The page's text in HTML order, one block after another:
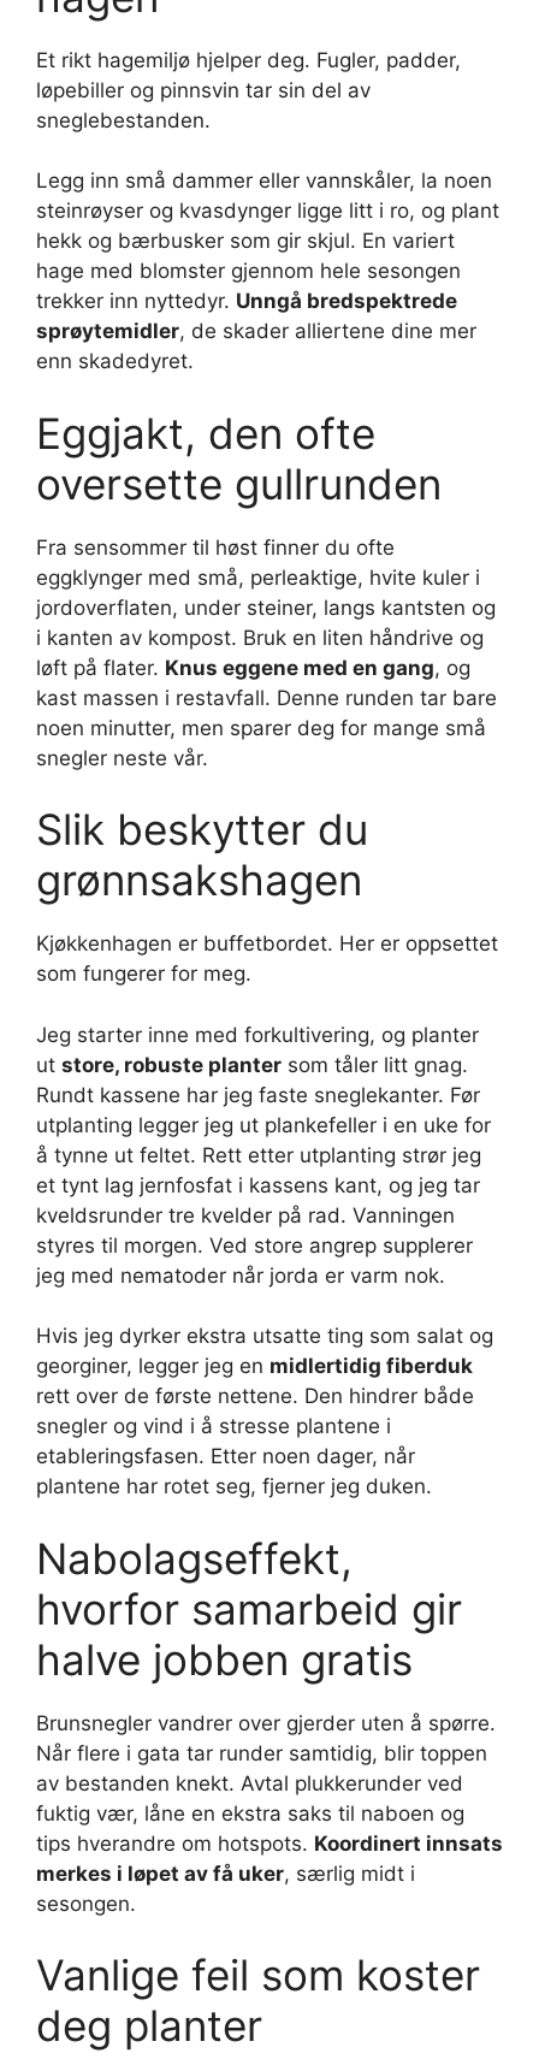
Et rikt hagemiljø hjelper deg. Fugler, padder,
løpebiller og pinnsvin tar sin del av
sneglebestanden.
Legg inn små dammer eller vannskåler, la noen
steinrøyser og kvasdynger ligge litt i ro, og plant
hekk og bærbusker som gir skjul. En variert
hage med blomster gjennom hele sesongen
trekker inn nyttedyr. Unngå bredspektrede
sprøytemidler, de skader alliertene dine mer
enn skadedyret.
Eggjakt, den ofte
oversette gullrunden
Fra sensommer til høst finner du ofte
eggklynger med små, perleaktige, hvite kuler i
jordoverflaten, under steiner, langs kantsten og
i kanten av kompost. Bruk en liten håndrive og
løft på flater. Knus eggene med en gang, og
kast massen i restavfall. Denne runden tar bare
noen minutter, men sparer deg for mange små
snegler neste vår.
Slik beskytter du
grønnsakshagen
Kjøkkenhagen er buffetbordet. Her er oppsettet
som fungerer for meg.
Jeg starter inne med forkultivering, og planter
ut store, robuste planter som tåler litt gnag.
Rundt kassene har jeg faste sneglekanter. Før
utplanting legger jeg ut plankefeller i en uke for
å tynne ut feltet. Rett etter utplanting strør jeg
et tynt lag jernfosfat i kassens kant, og jeg tar
kveldsrunder tre kvelder på rad. Vanningen
styres til morgen. Ved store angrep supplerer
jeg med nematoder når jorda er varm nok.
Hvis jeg dyrker ekstra utsatte ting som salat og
georginer, legger jeg en midlertidig fiberduk
rett over de første nettene. Den hindrer både
snegler og vind i å stresse plantene i
etableringsfasen. Etter noen dager, når
plantene har rotet seg, fjerner jeg duken.
Nabolagseffekt,
hvorfor samarbeid gir
halve jobben gratis
Brunsnegler vandrer over gjerder uten å spørre.
Når flere i gata tar runder samtidig, blir toppen
av bestanden knekt. Avtal plukkerunder ved
fuktig vær, låne en ekstra saks til naboen og
tips hverandre om hotspots. Koordinert innsats
merkes i løpet av få uker, særlig midt i
sesongen.
Vanlige feil som koster
deg planter